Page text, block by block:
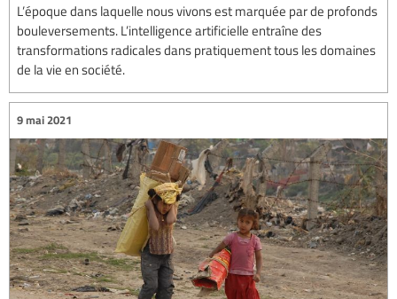
L’époque dans laquelle nous vivons est marquée par de profonds
bouleversements. L’intelligence artificielle entraîne des
transformations radicales dans pratiquement tous les domaines
de la vie en société.
9 mai 2021